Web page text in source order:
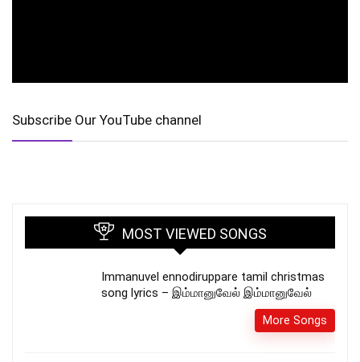
Subscribe Our YouTube channel
MOST VIEWED SONGS
Immanuvel ennodiruppare tamil christmas
song lyrics – இம்மானுவேல் இம்மானுவேல்
More Songs